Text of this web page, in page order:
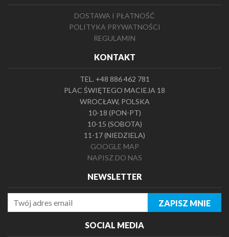
DOSTAWA I PŁATNOŚĆ
POLITYKA PRYWATNOŚCI
REGULAMIN
KONTAKT
TEL. +48 886 462 781
PLAC ŚWIĘTEGO MACIEJA 18
WROCŁAW, POLSKA
10-18 (PON-PT)
10-15 (SOBOTA)
11-17 (NIEDZIELA)
GOOGLE MAP
NAPISZ DO NAS
NEWSLETTER
SOCIAL MEDIA